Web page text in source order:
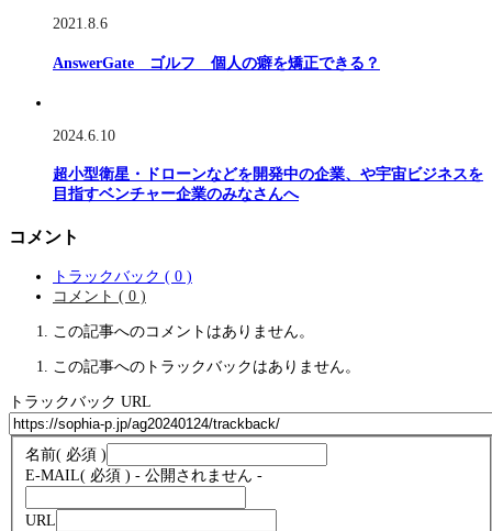
2021.8.6
AnswerGate ゴルフ 個人の癖を矯正できる？
2024.6.10
超小型衛星・ドローンなどを開発中の企業、や宇宙ビジネスを
目指すベンチャー企業のみなさんへ
コメント
トラックバック ( 0 )
コメント ( 0 )
この記事へのコメントはありません。
この記事へのトラックバックはありません。
トラックバック URL
名前( 必須 )
E-MAIL( 必須 ) - 公開されません -
URL